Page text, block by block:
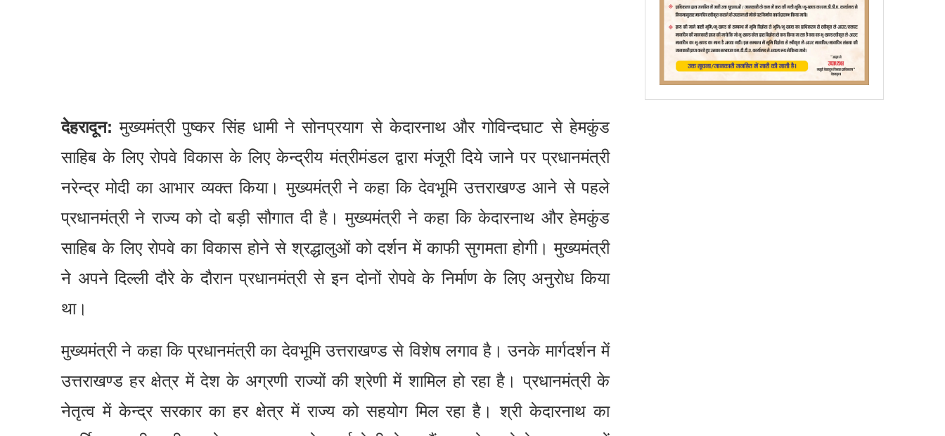
देहरादून: मुख्यमंत्री पुष्कर सिंह धामी ने सोनप्रयाग से केदारनाथ और गोविन्दघाट से हेमकुंड
साहिब के लिए रोपवे विकास के लिए केन्द्रीय मंत्रीमंडल द्वारा मंजूरी दिये जाने पर प्रधानमंत्री
नरेन्द्र मोदी का आभार व्यक्त किया। मुख्यमंत्री ने कहा कि देवभूमि उत्तराखण्ड आने से पहले
प्रधानमंत्री ने राज्य को दो बड़ी सौगात दी है। मुख्यमंत्री ने कहा कि केदारनाथ और हेमकुंड
साहिब के लिए रोपवे का विकास होने से श्रद्धालुओं को दर्शन में काफी सुगमता होगी। मुख्यमंत्री
ने अपने दिल्ली दौरे के दौरान प्रधानमंत्री से इन दोनों रोपवे के निर्माण के लिए अनुरोध किया
था।
मुख्यमंत्री ने कहा कि प्रधानमंत्री का देवभूमि उत्तराखण्ड से विशेष लगाव है। उनके मार्गदर्शन में
उत्तराखण्ड हर क्षेत्र में देश के अग्रणी राज्यों की श्रेणी में शामिल हो रहा है। प्रधानमंत्री के
नेतृत्व में केन्द्र सरकार का हर क्षेत्र में राज्य को सहयोग मिल रहा है। श्री केदारनाथ का